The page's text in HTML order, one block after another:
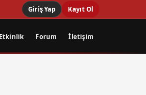
Giriş Yap Kayıt Ol
Forum İletişim